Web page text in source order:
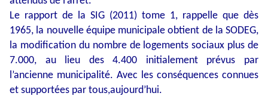
Le rapport de la SIG (2011) tome 1, rappelle que dès
1965, la nouvelle équipe municipale obtient de la SODEG,
la modification du nombre de logements sociaux plus de
7.000, au lieu des 4.400 initialement prévus par
l’ancienne municipalité. Avec les conséquences connues
et supportées par tous,aujourd’hui.